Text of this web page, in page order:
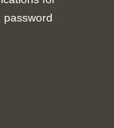
password